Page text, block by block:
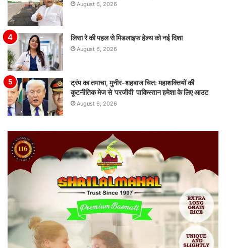
August 6, 2026
लिसा रे की पहल से मिडलाइफ हेल्थ को नई दिशा
August 6, 2026
ट्रंप का तमाचा, मुनीर-शहबाज चित: महाशक्तियों की
कूटनीतिक मेज से ‘परजीवी’ पाकिस्तान हमेशा के लिए आउट
August 6, 2026